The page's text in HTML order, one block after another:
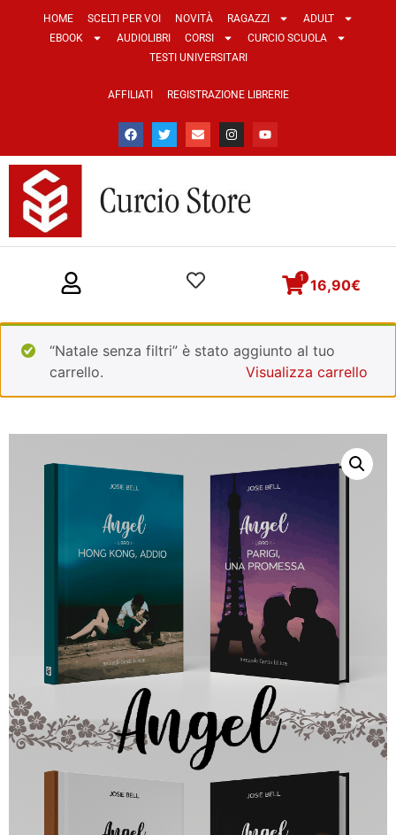
HOME SCELTI PER VOI NOVITÀ RAGAZZI
ADULT
EBOOK
AUDIOLIBRI CORSI
CURCIO SCUOLA
TESTI UNIVERSITARI
AFFILIATI REGISTRAZIONE LIBRERIE
16,90€
1
“Natale senza filtri” è stato aggiunto al tuo
carrello.
Visualizza carrello